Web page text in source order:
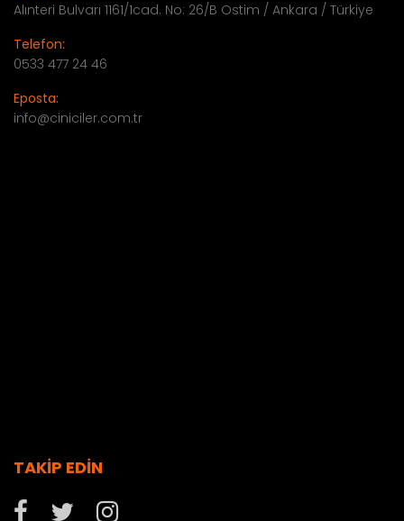
Alınteri Bulvarı 1161/1cad. No: 26/B Ostim / Ankara / Türkiye
Telefon:
0533 477 24 46
Eposta:
info@ciniciler.com.tr
TAKİP EDİN